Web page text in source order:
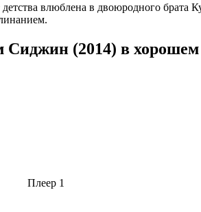
влюблена в двоюродного брата
(2014) в хорошем
Плеер 1